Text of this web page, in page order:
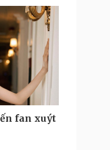
fan xuýt